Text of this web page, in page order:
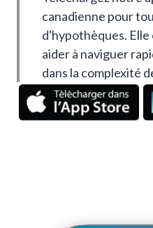
canadienne pour
d'hypothèques.
aider à naviguer
dans la complexité